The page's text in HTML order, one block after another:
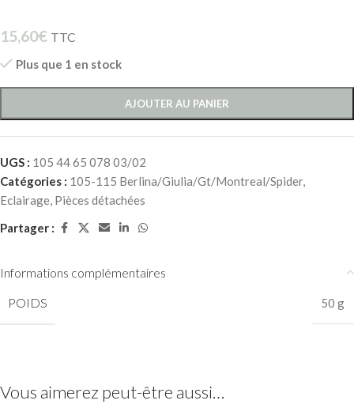
15,60€ TTC
Plus que 1 en stock
AJOUTER AU PANIER
UGS : 105 44 65 078 03/02
Catégories : 105-115 Berlina/Giulia/Gt/Montreal/Spider,
Eclairage, Pièces détachées
Partager :
Informations complémentaires
POIDS
50 g
Vous aimerez peut-être aussi…